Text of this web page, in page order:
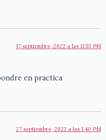
17 septiembre, 2022 a las 11:53 PM
en practica
27 septiembre, 2022 a las 1:40 PM